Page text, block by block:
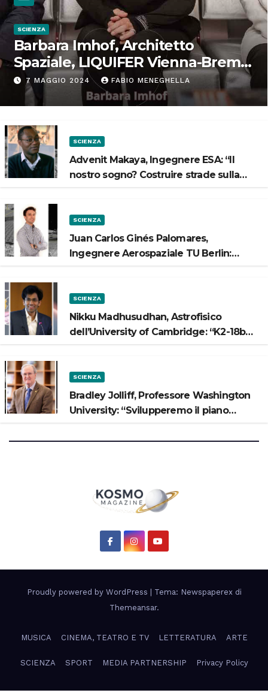
SCIENZA
Barbara Imhof, Architetto
Spaziale, LIQUIFER Vienna-Brema:
“Progettiamo habitat per lo
Spazio”
7 MAGGIO 2024 FABIO MENEGHELLA
SCIENZA
Advenit Makaya, Ingegnere ESA: “Il
nostro sogno? Costruire strade sulla
SCIENZA
Juan Carlos Ginés Palomares,
Ingegnere Aerospaziale TU Berlin:
SCIENZA
Nikku Madhusudhan, Astrofisico
dell’University of Cambridge: “K2-18b
SCIENZA
Bradley Jolliff, Professore Washington
University: “Svilupperemo il piano
Proudly powered by WordPress | Tema: Newspaperex di
Themeansar.
MUSICA CINEMA, TEATRO E TV LETTERATURA ARTE
SCIENZA SPORT MEDIA PARTNERSHIP Privacy Policy